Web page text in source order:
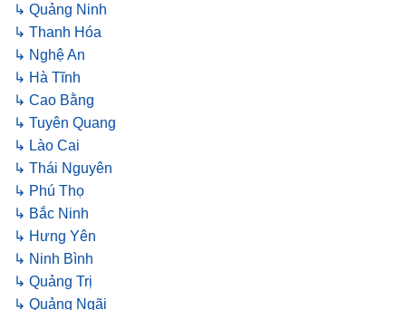
↳ Quảng Ninh
↳ Thanh Hóa
↳ Nghệ An
↳ Hà Tĩnh
↳ Cao Bằng
↳ Tuyên Quang
↳ Lào Cai
↳ Thái Nguyên
↳ Phú Thọ
↳ Bắc Ninh
↳ Hưng Yên
↳ Ninh Bình
↳ Quảng Trị
↳ Quảng Ngãi